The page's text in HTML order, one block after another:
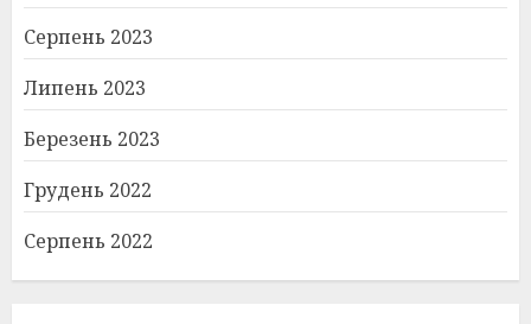
Серпень 2023
Липень 2023
Березень 2023
Грудень 2022
Серпень 2022